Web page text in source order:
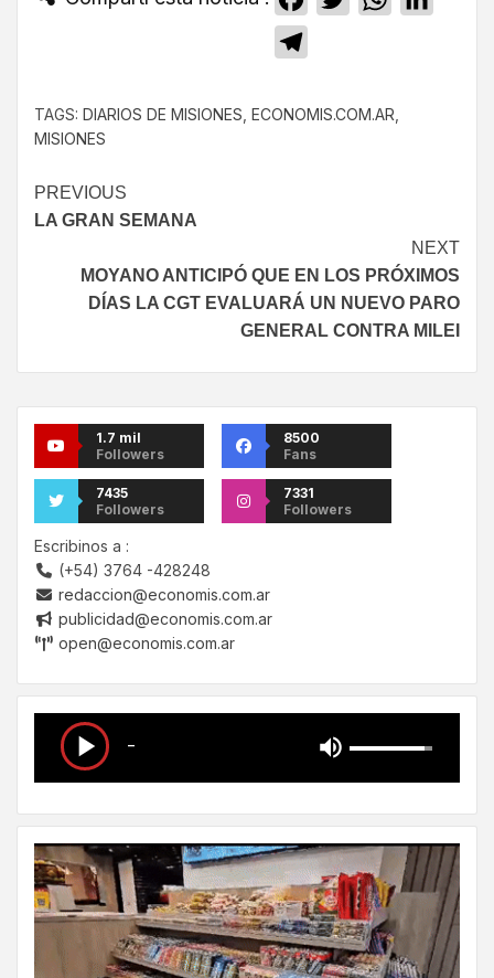
TAGS: DIARIOS DE MISIONES ECONOMIS.COM.AR
MISIONES
PREVIOUS
LA GRAN SEMANA
NEXT
MOYANO ANTICIPÓ QUE EN LOS PRÓXIMOS
DÍAS LA CGT EVALUARÁ UN NUEVO PARO
GENERAL CONTRA MILEI
1.7 mil
Followers
8500
Fans
7435
Followers
7331
Followers
Escribinos a :
(+54) 3764 -428248
redaccion@economis.com.ar
publicidad@economis.com.ar
open@economis.com.ar